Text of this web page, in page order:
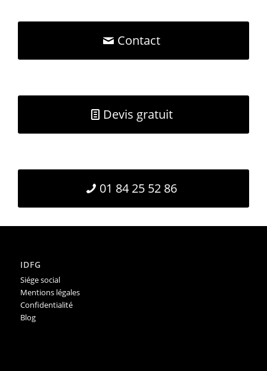
Contact
Devis gratuit
01 84 25 52 86
IDFG
Siége social
Mentions légales
Confidentialité
Blog